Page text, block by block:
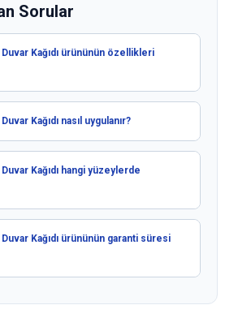
Sorular
Kağıdı ürününün özellikleri
Kağıdı nasıl uygulanır?
Kağıdı hangi yüzeylerde
Kağıdı ürününün garanti süresi